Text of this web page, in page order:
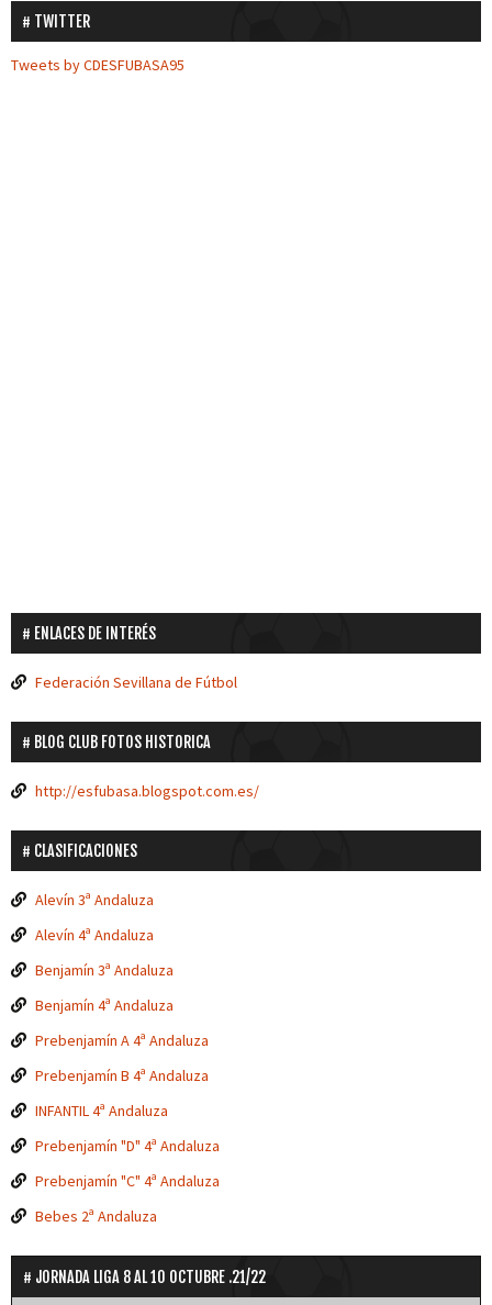
TWITTER
Tweets by CDESFUBASA95
ENLACES DE INTERÉS
Federación Sevillana de Fútbol
BLOG CLUB FOTOS HISTORICA
http://esfubasa.blogspot.com.es/
CLASIFICACIONES
Alevín 3ª Andaluza
Alevín 4ª Andaluza
Benjamín 3ª Andaluza
Benjamín 4ª Andaluza
Prebenjamín A 4ª Andaluza
Prebenjamín B 4ª Andaluza
INFANTIL 4ª Andaluza
Prebenjamín "D" 4ª Andaluza
Prebenjamín "C" 4ª Andaluza
Bebes 2ª Andaluza
JORNADA LIGA 8 AL 10 OCTUBRE .21/22